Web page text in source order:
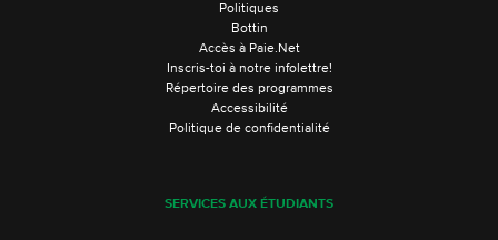
Politiques
Bottin
Accès à Paie.Net
Inscris-toi à notre infolettre!
Répertoire des programmes
Accessibilité
Politique de confidentialité
SERVICES AUX ÉTUDIANTS